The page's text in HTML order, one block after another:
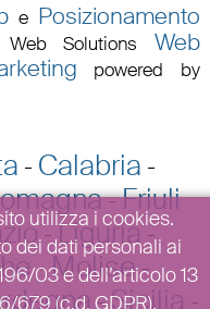
e Posizionamento
SolutionsWeb
powered by
- Calabria -
-Friuli
-Liguria-
-Molise-
-Sicilia -
utilizza i cookies.
dei dati personali ai
03 e dell’articolo 13
679 (c.d. GDPR).